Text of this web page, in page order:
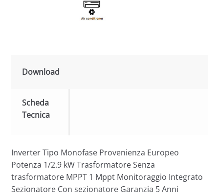
Download
Scheda
Tecnica
Inverter Tipo Monofase Provenienza Europeo
Potenza 1/2.9 kW Trasformatore Senza
trasformatore MPPT 1 Mppt Monitoraggio Integrato
Sezionatore Con sezionatore Garanzia 5 Anni